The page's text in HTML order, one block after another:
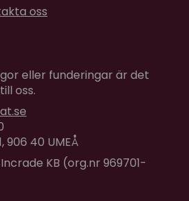
oss
eller funderingar är det
oss.
906 40 UMEÅ
KB (org.nr 969701-